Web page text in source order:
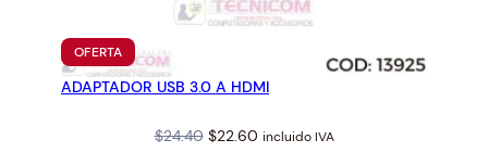
OFERTAPRODUCTO
EN
OFERTA
ADAPTADOR USB 3.0 A HDMI
$24.40 Original
$22.60Current
incluido IVA